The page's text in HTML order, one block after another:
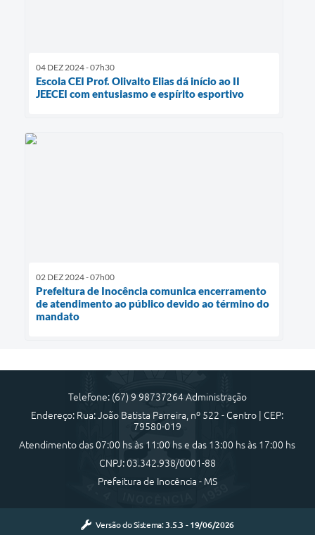
04 DEZ 2024 - 07h30
Escola CEI Prof. Olivalto Elias dá início ao II
JEECEI com entusiasmo e espírito esportivo
02 DEZ 2024 - 07h00
Prefeitura de Inocência comunica encerramento
de atendimento ao público devido ao término do
mandato
Telefone: (67) 9 98737264 Administração
Endereço: Rua: João Batista Parreira, nº 522 - Centro | CEP:
79580-019
Atendimento das 07:00 hs às 11:00 hs e das 13:00 hs às 17:00 hs
CNPJ: 03.342.938/0001-88
Prefeitura de Inocência - MS
Versão do Sistema: 3.5.3 - 19/06/2026